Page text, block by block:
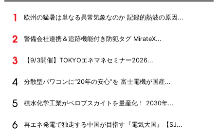
欧州の猛暑は単なる異常気象なのか 記録的熱波の原因...
警備会社連携＆追跡機能付き防犯タグ MirateX...
【9/3開催】TOKYOエネマネセミナー2026...
分散型パワコンに“20年の安心”を 富士電機が国産...
積水化学工業がペロブスカイトを量産化！ 2030年...
再エネ発電で独走する中国が目指す『電気大国』【SJ...